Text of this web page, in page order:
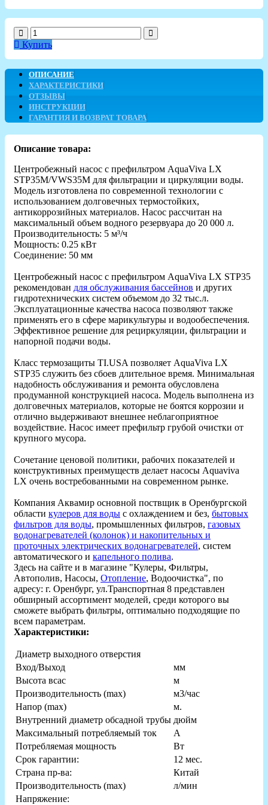
Купить
ОПИСАНИЕ
ХАРАКТЕРИСТИКИ
ОТЗЫВЫ
ИНСТРУКЦИИ
ГАРАНТИЯ И ВОЗВРАТ ТОВАРА
Описание товара:
Центробежный насос с префильтром AquaViva LX
STP35M/VWS35M для фильтрации и циркуляции воды.
Модель изготовлена по современной технологии с
использованием долговечных термостойких,
антикоррозийных материалов. Насос рассчитан на
максимальный объем водного резервуара до 20 000 л.
Производительность: 5 м³/ч
Мощность: 0.25 кВт
Соединение: 50 мм
Центробежный насос с префильтром AquaViva LX STP35
рекомендован для обслуживания бассейнов и других
гидротехнических систем объемом до 32 тыс.л.
Эксплуатационные качества насоса позволяют также
применять его в сфере марикультуры и водообеспечения.
Эффективное решение для рециркуляции, фильтрации и
напорной подачи воды.
Класс термозащиты TI.USA позволяет AquaViva LX
STP35 служить без сбоев длительное время. Минимальная
надобность обслуживания и ремонта обусловлена
продуманной конструкцией насоса. Модель выполнена из
долговечных материалов, которые не боятся коррозии и
отлично выдерживают внешнее неблагоприятное
воздействие. Насос имеет префильтр грубой очистки от
крупного мусора.
Сочетание ценовой политики, рабочих показателей и
конструктивных преимуществ делает насосы Aquaviva
LX очень востребованными на современном рынке.
Компания Аквамир основной поствщик в Оренбургской
области кулеров для воды с охлаждением и без, бытовых
фильтров для воды, промышленных фильтров, газовых
водонагревателей (колонок) и накопительных и
проточных электрических водонагревателей, систем
автоматического и капельного полива.
Здесь на сайте и в магазине "Кулеры, Фильтры,
Автополив, Насосы, Отопление, Водоочистка", по
адресу: г. Оренбург, ул.Транспортная 8 представлен
обширный ассортимент моделей, среди которого вы
сможете выбрать фильтры, оптимально подходящие по
всем параметрам.
Характеристики:
Диаметр выходного отверстия
Вход/Выход
мм
Высота всас
м
Производительность (max)
м3/час
Напор (max)
м.
Внутренний диаметр обсадной трубы дюйм
Максимальный потребляемый ток
А
Потребляемая мощность
Вт
Срок гарантии:
12 мес.
Страна пр-ва:
Китай
Производительность (max)
л/мин
Напряжение: